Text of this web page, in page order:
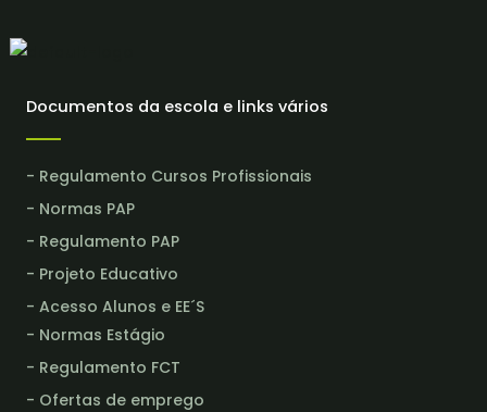
Documentos da escola e links vários
- Regulamento Cursos Profissionais
- Normas PAP
- Regulamento PAP
- Projeto Educativo
- Acesso Alunos e EE´S
- Normas Estágio
- Regulamento FCT
- Ofertas de emprego